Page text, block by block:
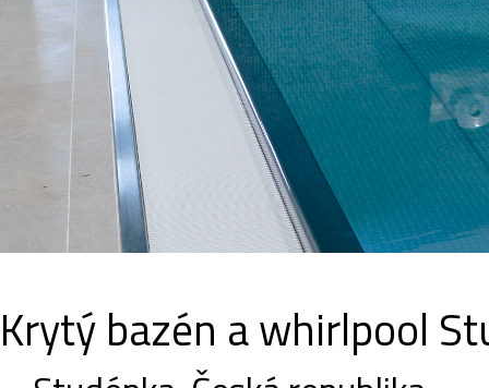
Krytý bazén a whirlpool